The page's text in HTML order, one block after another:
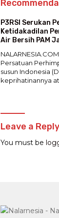
P3RSI Serukan
Ketidakadilan
Air Bersih PAM
Persatuan
susun Indonesia
keprihatinannya
Leave a Reply
You must be